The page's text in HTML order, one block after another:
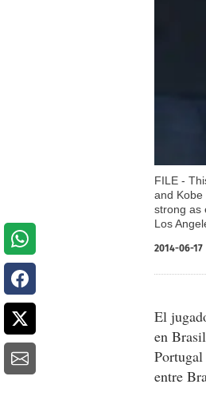
FILE -
and Kobe
strong as
Los
2014-06-17
El
en
entre